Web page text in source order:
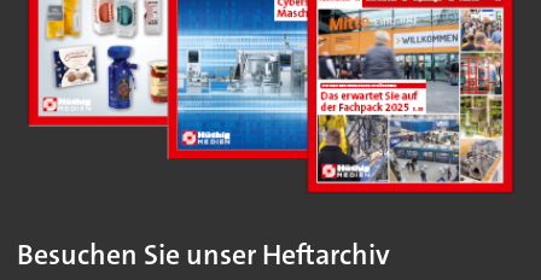
Besuchen Sie unser Heftarchiv